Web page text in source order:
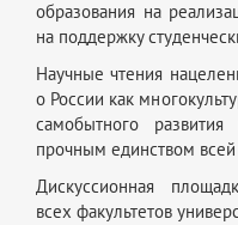
образования на
на поддержку
Научные чтения
о России как
самобытного
прочным единством
Дискуссионная
всех факультетов